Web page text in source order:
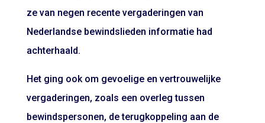
ze van negen recente vergaderingen van
Nederlandse bewindslieden informatie had
achterhaald.
Het ging ook om gevoelige en vertrouwelijke
vergaderingen, zoals een overleg tussen
bewindspersonen, de terugkoppeling aan de